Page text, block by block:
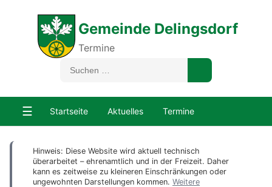
Gemeinde Delingsdorf
Termine
☰ Startseite Aktuelles Termine
Hinweis: Diese Website wird aktuell technisch
überarbeitet – ehrenamtlich und in der Freizeit. Daher
kann es zeitweise zu kleineren Einschränkungen oder
ungewohnten Darstellungen kommen. Weitere